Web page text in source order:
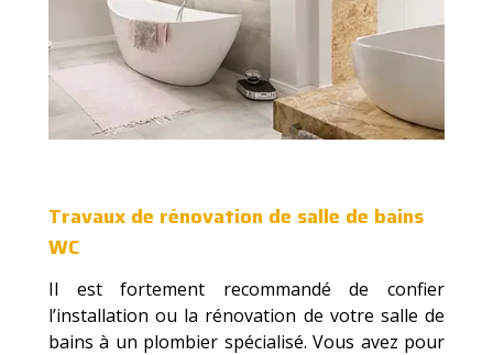
Travaux de rénovation de salle de bains
WC
Il est fortement recommandé de confier
l’installation ou la rénovation de votre salle de
bains à un plombier spécialisé. Vous avez pour